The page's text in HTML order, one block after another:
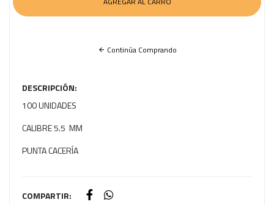
Continúa Comprando
DESCRIPCIÓN:
100 UNIDADES
CALIBRE 5.5 MM
PUNTA CACERÍA
COMPARTIR: